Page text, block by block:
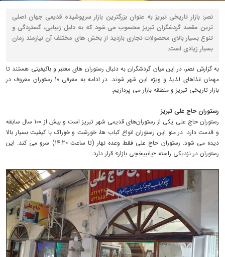
نصر: بازار تاریخی تبریز به عنوان بزرگترین بازار سرپوشیده قدیمی جهان اصلی
ترین مقصد گردشگران تبریز محسوب می شود که به دلیل زیبایی، گستردگی و
تنوع بسیار بالای محصولات تجاری بازدید از بخش های مختلف آن نیازمند زمان
بسیار زیادی است.
به گزارش نصر، در این میان گردشگران به دنبال رستوران های معتبر و باکیفیتی هستند تا
مهمان غذاهای لذیذ و ویژه این شهر شوند. در ادامه به معرفی 10 رستوران معروف در
بازار تاریخی تبریز و منطقه بازار می پردازیم:
رستوران حاج علی تبریز
رستوران حاج علی یکی از رستوران‌های قدیمی شهر تبریز است و بیش از 100 سال سابقه
و قدمت دارد. در منو این رستوران انواع کباب ها، خورشت و خوراک با کیفیت بسیار بالا
دیده می شود. رستوران حاج علی فقط وعده نهار (تا ساعت 14:30) سرو می کند. این
رستوران در نزدیکی راسته «پانبیخچی بازار» قرار دارد.